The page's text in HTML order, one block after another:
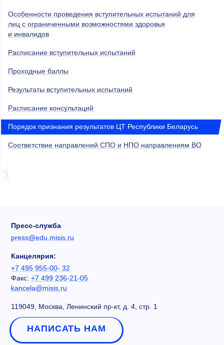
Особенности проведения вступительных испытаний для
лиц с ограниченными возможностями здоровья
и инвалидов
Расписание вступительных испытаний
Проходные баллы
Результаты вступительных испытаний
Расписание консультаций
Порядок признания результатов ЦТ Республики Беларусь
Соответствие направлений СПО и НПО направлениям ВО
Пресс-служба
press@edu.misis.ru
Канцелярия:
+7 495 955-00- 32
Факс: +7 499 236-21-05
kancela@misis.ru
119049, Москва, Ленинский пр-кт, д. 4, стр. 1
НАПИСАТЬ НАМ